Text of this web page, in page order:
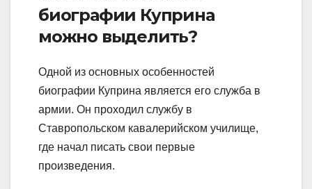
биографии Куприна
можно выделить?
Одной из основных особенностей
биографии Куприна является его служба в
армии. Он проходил службу в
Ставропольском кавалерийском училище,
где начал писать свои первые
произведения.